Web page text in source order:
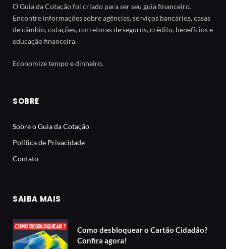
O Guia da Cotação foi criado para ser seu guia financeiro.
Encontre informações sobre agências, serviços bancários, casas
de câmbio, cotações, corretoras de seguros, crédito, benefícios e
educação financeira.
Economize tempo e dinheiro.
SOBRE
Sobre o Guia da Cotação
Política de Privacidade
Contato
SAIBA MAIS
Como desbloquear o Cartão Cidadão?
Confira agora!